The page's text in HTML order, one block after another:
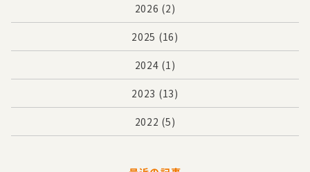
2026 (2)
2025 (16)
2024 (1)
2023 (13)
2022 (5)